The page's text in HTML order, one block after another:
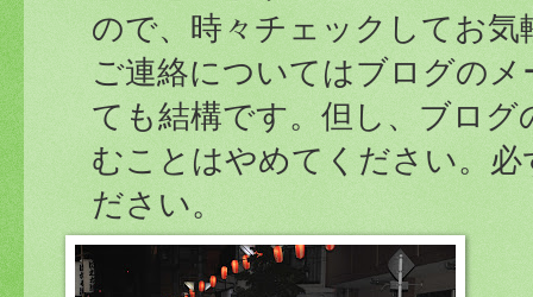
ので、時々チェックしてお
ご連絡についてはブログの
ても結構です。但し、ブロ
むことはやめてください。
ださい。